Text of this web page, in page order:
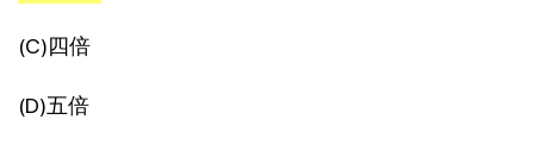
(C)四倍
(D)五倍